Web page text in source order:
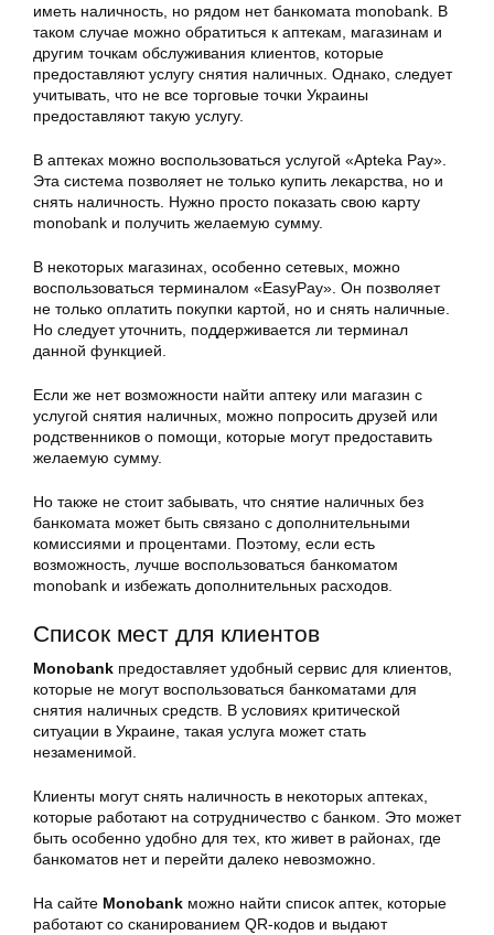
иметь наличность, но рядом нет банкомата monobank. В
таком случае можно обратиться к аптекам, магазинам и
другим точкам обслуживания клиентов, которые
предоставляют услугу снятия наличных. Однако, следует
учитывать, что не все торговые точки Украины
предоставляют такую услугу.
В аптеках можно воспользоваться услугой «Apteka Pay».
Эта система позволяет не только купить лекарства, но и
снять наличность. Нужно просто показать свою карту
monobank и получить желаемую сумму.
В некоторых магазинах, особенно сетевых, можно
воспользоваться терминалом «EasyPay». Он позволяет
не только оплатить покупки картой, но и снять наличные.
Но следует уточнить, поддерживается ли терминал
данной функцией.
Если же нет возможности найти аптеку или магазин с
услугой снятия наличных, можно попросить друзей или
родственников о помощи, которые могут предоставить
желаемую сумму.
Но также не стоит забывать, что снятие наличных без
банкомата может быть связано с дополнительными
комиссиями и процентами. Поэтому, если есть
возможность, лучше воспользоваться банкоматом
monobank и избежать дополнительных расходов.
Список мест для клиентов
Monobank предоставляет удобный сервис для клиентов,
которые не могут воспользоваться банкоматами для
снятия наличных средств. В условиях критической
ситуации в Украине, такая услуга может стать
незаменимой.
Клиенты могут снять наличность в некоторых аптеках,
которые работают на сотрудничество с банком. Это может
быть особенно удобно для тех, кто живет в районах, где
банкоматов нет и перейти далеко невозможно.
На сайте Monobank можно найти список аптек, которые
работают со сканированием QR-кодов и выдают